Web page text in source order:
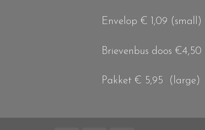
Envelop € 1,09 (small)
Brievenbus doos
Pakket € 5,95 (large)